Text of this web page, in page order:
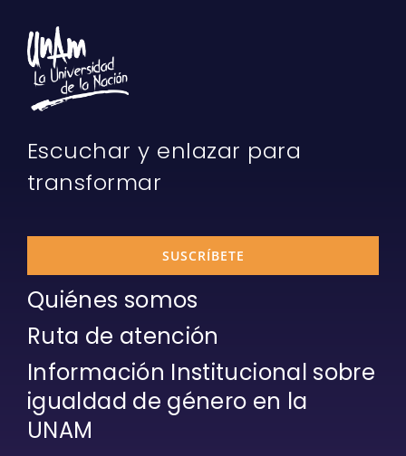
Escuchar y enlazar para
transformar
SUSCRÍBETE
Quiénes somos
Ruta de atención
Información Institucional sobre
igualdad de género en la
UNAM